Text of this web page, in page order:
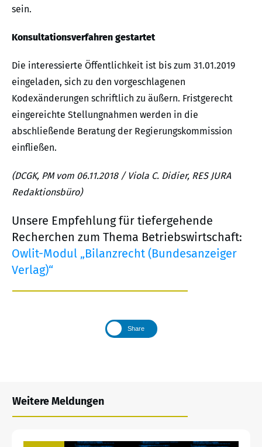
sein.
Konsultationsverfahren gestartet
Die interessierte Öffentlichkeit ist bis zum 31.01.2019
eingeladen, sich zu den vorgeschlagenen
Kodexänderungen schriftlich zu äußern. Fristgerecht
eingereichte Stellungnahmen werden in die
abschließende Beratung der Regierungskommission
einfließen.
(DCGK, PM vom 06.11.2018 / Viola C. Didier, RES JURA
Redaktionsbüro)
Unsere Empfehlung für tiefergehende
Recherchen zum Thema Betriebswirtschaft:
Owlit-Modul „Bilanzrecht (Bundesanzeiger
Verlag)“
Share
Weitere Meldungen